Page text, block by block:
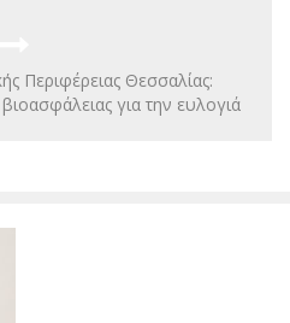
Περιφέρειας Θεσσαλίας:
για την ευλογιά